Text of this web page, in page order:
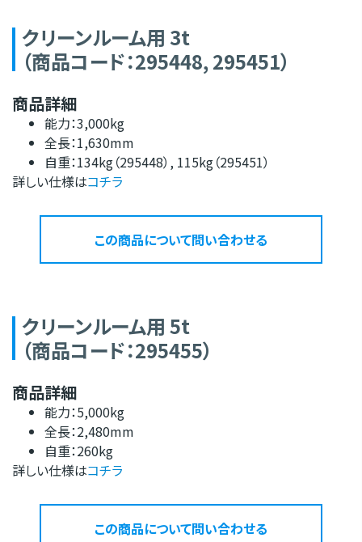
クリーンルーム用 3t
（商品コード：295448, 295451）
商品詳細
能力：3,000kg
全長：1,630mm
自重：134kg（295448）, 115kg（295451）
詳しい仕様はコチラ
この商品について問い合わせる
クリーンルーム用 5t
（商品コード：295455）
商品詳細
能力：5,000kg
全長：2,480mm
自重：260kg
詳しい仕様はコチラ
この商品について問い合わせる